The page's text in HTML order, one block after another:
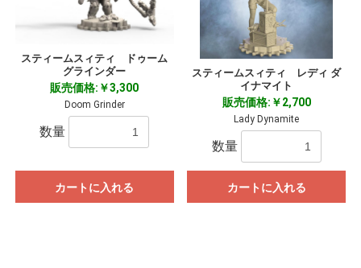
スティームスィティ ドゥーム
グラインダー
販売価格:￥3,300
Doom Grinder
数量
カートに入れる
スティームスィティ レディ ダ
イナマイト
販売価格:￥2,700
Lady Dynamite
数量
カートに入れる